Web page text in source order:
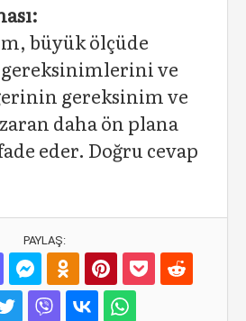
büyük ölçüde
ve
gereksinim ve
daha ön plana
eder. Doğru cevap
PAYLAŞ: